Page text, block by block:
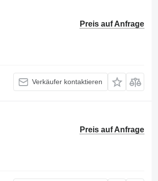
Preis auf Anfrage
Verkäufer kontaktieren
Preis auf Anfrage